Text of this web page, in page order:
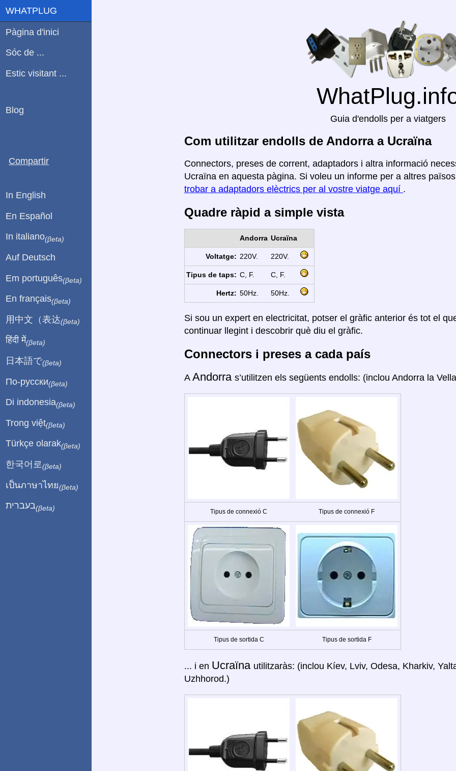
Guia d'endolls per a viatgers
Com utilitzar endolls de Andorra a Ucraïna
Connectors, preses de corrent, adaptadors i altra informació
Ucraïna en aquesta pàgina. Si voleu un informe per a altres
trobar a adaptadors elèctrics per al vostre viatge aquí .
Quadre ràpid a simple vista
Andorra Ucraïna
Voltatge: 220V. 220V.
Tipus de taps: C, F. C, F.
Hertz: 50Hz. 50Hz.
Si sou un expert en electricitat, potser el gràfic anterior és tot el
continuar llegint i descobrir què diu el gràfic.
Connectors i preses a cada país
A Andorra s’utilitzen els següents endolls: (inclou Andorra la
Tipus de connexió C Tipus de connexió F
Tipus de sortida C Tipus de sortida F
... i en Ucraïna utilitzaràs: (inclou Kíev, Lviv, Odesa, Kharkiv,
Uzhhorod.)
WHATPLUG
Pàgina d'inici
Sóc de ...
Estic visitant ...
Blog
Compartir
In English
En Español
In italiano(βeta)
Auf Deutsch
Em português(βeta)
En français(βeta)
用中文（表达(βeta)
हिंदी में(βeta)
日本語で(βeta)
По-русски(βeta)
Di indonesia(βeta)
Trong việt(βeta)
Türkçe olarak(βeta)
한국어로 (βeta)
เป็นภาษาไทย(βeta)
בעברית(βeta)